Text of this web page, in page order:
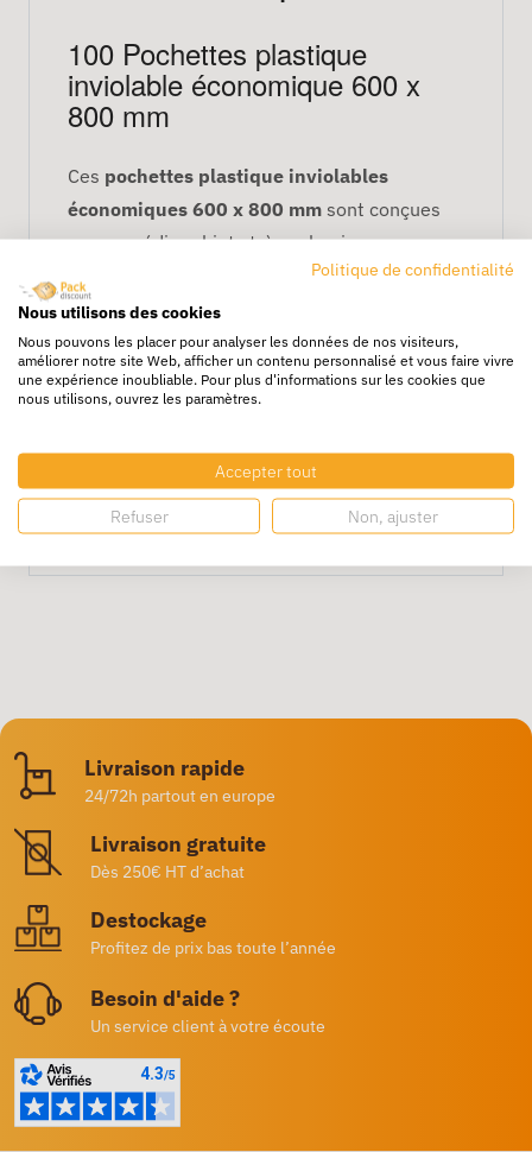
100 Pochettes plastique
inviolable économique 600 x
800 mm
Ces pochettes plastique inviolables
économiques 600 x 800 mm sont conçues
pour expédier objets très volumineux ou
multiples. La fermeture inviolable assure que
le contenu arrive intact chez le destinataire.
Avantages
Plastique résistant économique
Grande capacité pour articles
volumineux
Livraison rapide
24/72h partout en europe
Livraison gratuite
Dès 250€ HT d’achat
Destockage
Profitez de prix bas toute l’année
Besoin d'aide ?
Un service client à votre écoute
Politique de confidentialité
Nous utilisons des cookies
Nous pouvons les placer pour analyser les données de nos visiteurs,
améliorer notre site Web, afficher un contenu personnalisé et vous faire vivre
une expérience inoubliable. Pour plus d'informations sur les cookies que
nous utilisons, ouvrez les paramètres.
Accepter tout
Refuser Non, ajuster